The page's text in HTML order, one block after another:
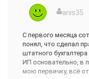
anis35
С первого месяца
понял, что сделал
штатного
ИП основательно, в
мою первичку, всё